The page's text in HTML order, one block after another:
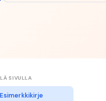
SIVULLA
Esimerkkikirje